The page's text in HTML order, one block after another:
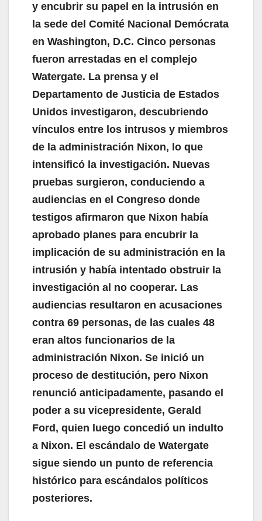
y encubrir su papel en la intrusión en
la sede del Comité Nacional Demócrata
en Washington, D.C. Cinco personas
fueron arrestadas en el complejo
Watergate. La prensa y el
Departamento de Justicia de Estados
Unidos investigaron, descubriendo
vínculos entre los intrusos y miembros
de la administración Nixon, lo que
intensificó la investigación. Nuevas
pruebas surgieron, conduciendo a
audiencias en el Congreso donde
testigos afirmaron que Nixon había
aprobado planes para encubrir la
implicación de su administración en la
intrusión y había intentado obstruir la
investigación al no cooperar. Las
audiencias resultaron en acusaciones
contra 69 personas, de las cuales 48
eran altos funcionarios de la
administración Nixon. Se inició un
proceso de destitución, pero Nixon
renunció anticipadamente, pasando el
poder a su vicepresidente, Gerald
Ford, quien luego concedió un indulto
a Nixon. El escándalo de Watergate
sigue siendo un punto de referencia
histórico para escándalos políticos
posteriores.